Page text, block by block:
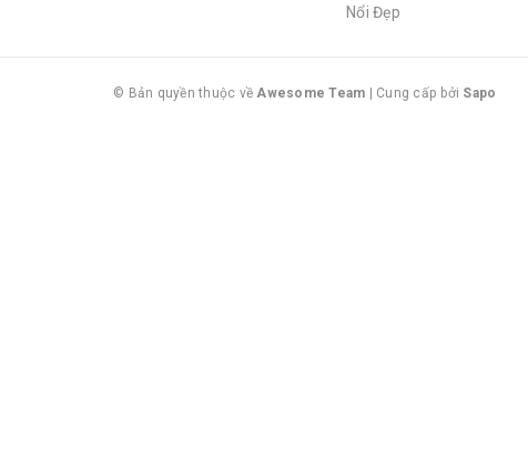
Nổi Đẹp
© Bản quyền thuộc vềAwesome Team Cung cấp bởi Sapo